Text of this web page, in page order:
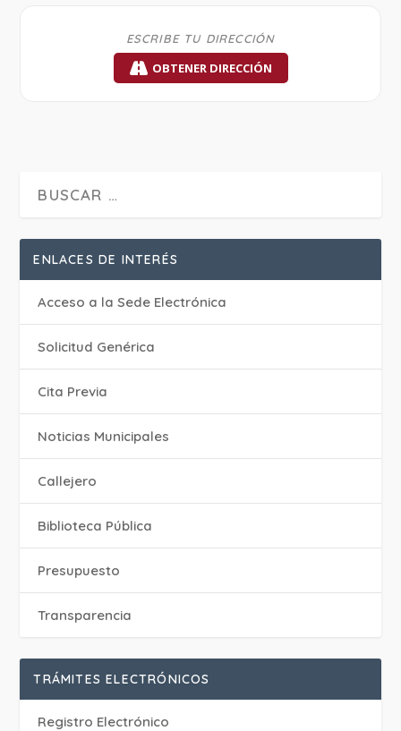
OBTENER DIRECCIÓN
ENLACES DE INTERÉS
Acceso a la Sede Electrónica
Solicitud Genérica
Cita Previa
‎Noticias Municipales
Callejero
Biblioteca Pública
Presupuesto
Transparencia
TRÁMITES ELECTRÓNICOS
Registro Electrónico